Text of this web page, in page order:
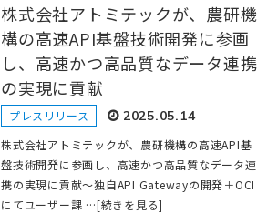
株式会社アトミテックが、農研機
構の高速API基盤技術開発に参画
し、高速かつ高品質なデータ連携
の実現に貢献
プレスリリース 2025.05.14
株式会社アトミテックが、農研機構の高速API基
盤技術開発に参画し、高速かつ高品質なデータ連
携の実現に貢献～独自API Gatewayの開発＋OCI
にてユーザー課 …[続きを見る]